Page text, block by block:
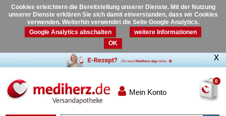
Cookies erleichtern die Bereitstellung unserer Dienste. Mit der Nutzung
unserer Dienste erklären Sie sich damit einverstanden, dass wir Cookies
verwenden. Weiterhin verwendet die Seite Google Analytics.
Google Analytics abschalten
weitere Informationen
OK
0
Mein Konto